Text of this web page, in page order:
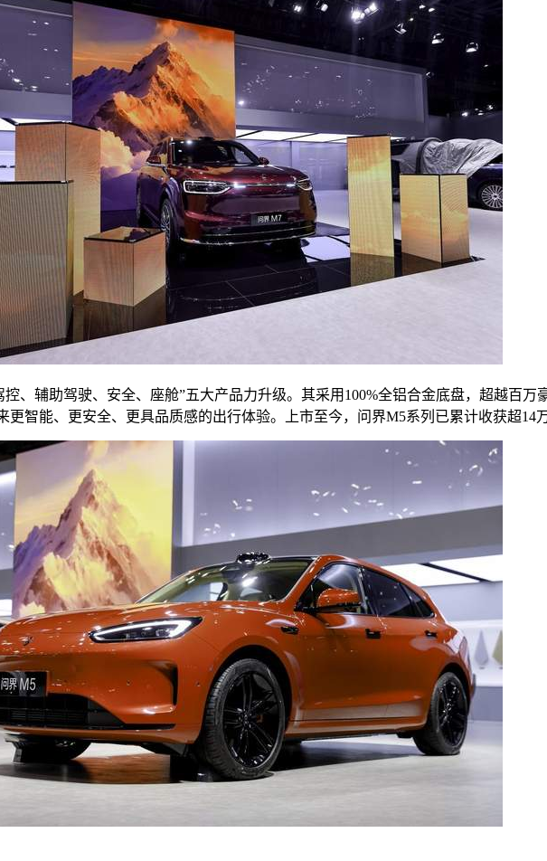
、辅助驾驶、安全、座舱”五大产品力升级。其采用100%全铝合金底盘，超越百
智能、更安全、更具品质感的出行体验。上市至今，问界M5系列已累计收获超14